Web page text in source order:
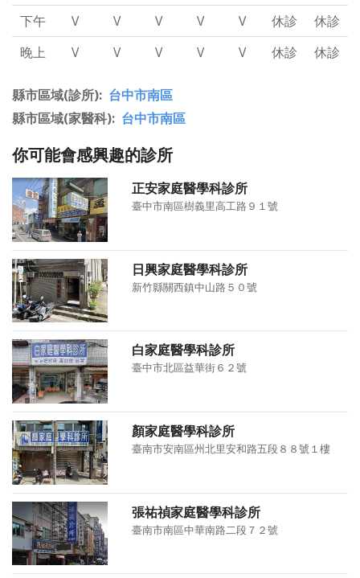
下午
V V V V V 休診
休診
晚上
V V V V V 休診 休診
縣市區域(診所) 台中市南區
縣市區域(家醫科) 台中市南區
你可能會感興趣的診所
正安家庭醫學科診所
臺中市南區樹義里高工路９１號
日興家庭醫學科診所
新竹縣關西鎮中山路５０號
白家庭醫學科診所
臺中市北區益華街６２號
顏家庭醫學科診所
臺南市安南區州北里安和路五段８８號１樓
張祐禎家庭醫學科診所
臺南市南區中華南路二段７２號